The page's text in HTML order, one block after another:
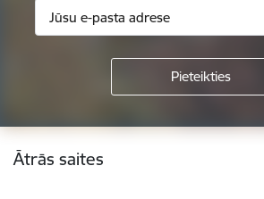
Kājene
Ātrās saites